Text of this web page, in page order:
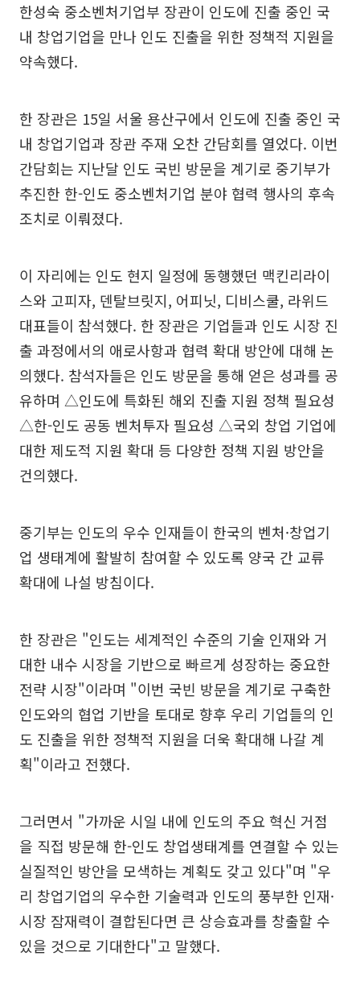
한성숙 중소벤처기업부 장관이 인도에 진출 중인 국
내 창업기업을 만나 인도 진출을 위한 정책적 지원을
약속했다.
한 장관은 15일 서울 용산구에서 인도에 진출 중인 국
내 창업기업과 장관 주재 오찬 간담회를 열었다. 이번
간담회는 지난달 인도 국빈 방문을 계기로 중기부가
추진한 한-인도 중소벤처기업 분야 협력 행사의 후속
조치로 이뤄졌다.
이 자리에는 인도 현지 일정에 동행했던 맥킨리라이
스와 고피자, 덴탈브릿지, 어피닛, 디비스쿨, 라위드
대표들이 참석했다. 한 장관은 기업들과 인도 시장 진
출 과정에서의 애로사항과 협력 확대 방안에 대해 논
의했다. 참석자들은 인도 방문을 통해 얻은 성과를 공
유하며 △인도에 특화된 해외 진출 지원 정책 필요성
△한-인도 공동 벤처투자 필요성 △국외 창업 기업에
대한 제도적 지원 확대 등 다양한 정책 지원 방안을
건의했다.
중기부는 인도의 우수 인재들이 한국의 벤처·창업기
업 생태계에 활발히 참여할 수 있도록 양국 간 교류
확대에 나설 방침이다.
한 장관은 "인도는 세계적인 수준의 기술 인재와 거
대한 내수 시장을 기반으로 빠르게 성장하는 중요한
전략 시장"이라며 "이번 국빈 방문을 계기로 구축한
인도와의 협업 기반을 토대로 향후 우리 기업들의 인
도 진출을 위한 정책적 지원을 더욱 확대해 나갈 계
획"이라고 전했다.
그러면서 "가까운 시일 내에 인도의 주요 혁신 거점
을 직접 방문해 한-인도 창업생태계를 연결할 수 있는
실질적인 방안을 모색하는 계획도 갖고 있다"며 "우
리 창업기업의 우수한 기술력과 인도의 풍부한 인재·
시장 잠재력이 결합된다면 큰 상승효과를 창출할 수
있을 것으로 기대한다"고 말했다.